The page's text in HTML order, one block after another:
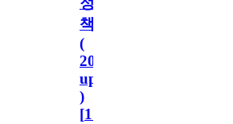
책
(
2023.11.1
update
)
[110